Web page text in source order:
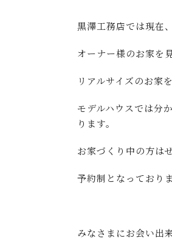
黒澤工務店では現在、
オーナー様のお家を
リアルサイズのお家
モデルハウスでは分
ります。
お家づくり中の方は
予約制となっており
みなさまにお会い出